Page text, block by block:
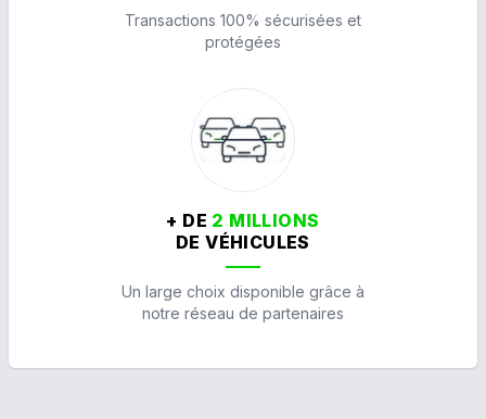
Transactions 100% sécurisées et
protégées
+ DE 2 MILLIONS
DE VÉHICULES
Un large choix disponible grâce à
notre réseau de partenaires